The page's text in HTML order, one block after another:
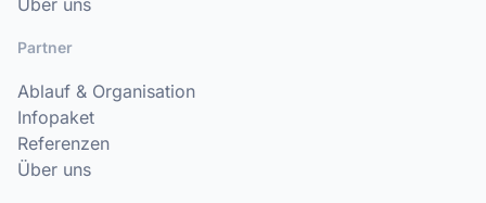
Über uns
Partner
Ablauf & Organisation
Infopaket
Referenzen
Über uns